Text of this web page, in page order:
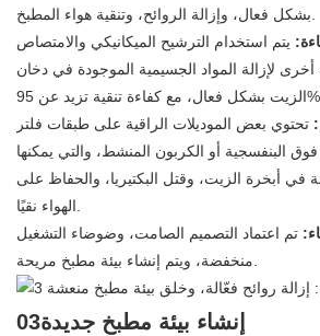
بشكل فعال، وإزالة الروائح، وتنقية هواء المطبخ.
يتم استخدام الترشيح الميكانيكي والامتصاص
أخرى لإزالة المواد الجسيمية الموجودة في دخان
مع كفاءة تنقية تزيد عن 95%.
تحتوي بعض الموديلات الراقية على طبقات فلتر
البنفسجية أو الكربون المنشط، والتي يمكنها
في أبخرة الزيت، وقتل البكتيريا، والحفاظ على
الهواء نقيًا.
تم اعتماد التصميم الصامت، وضوضاء التشغيل
منخفضة، ويتم إنشاء بيئة مطبخ مريحة.
03إنشاء بيئة مطبخ جديدة